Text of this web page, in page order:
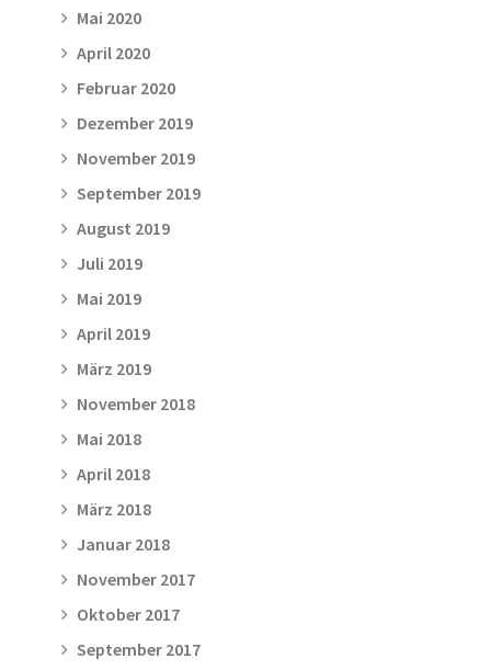
Mai 2020
April 2020
Februar 2020
Dezember 2019
November 2019
September 2019
August 2019
Juli 2019
Mai 2019
April 2019
März 2019
November 2018
Mai 2018
April 2018
März 2018
Januar 2018
November 2017
Oktober 2017
September 2017